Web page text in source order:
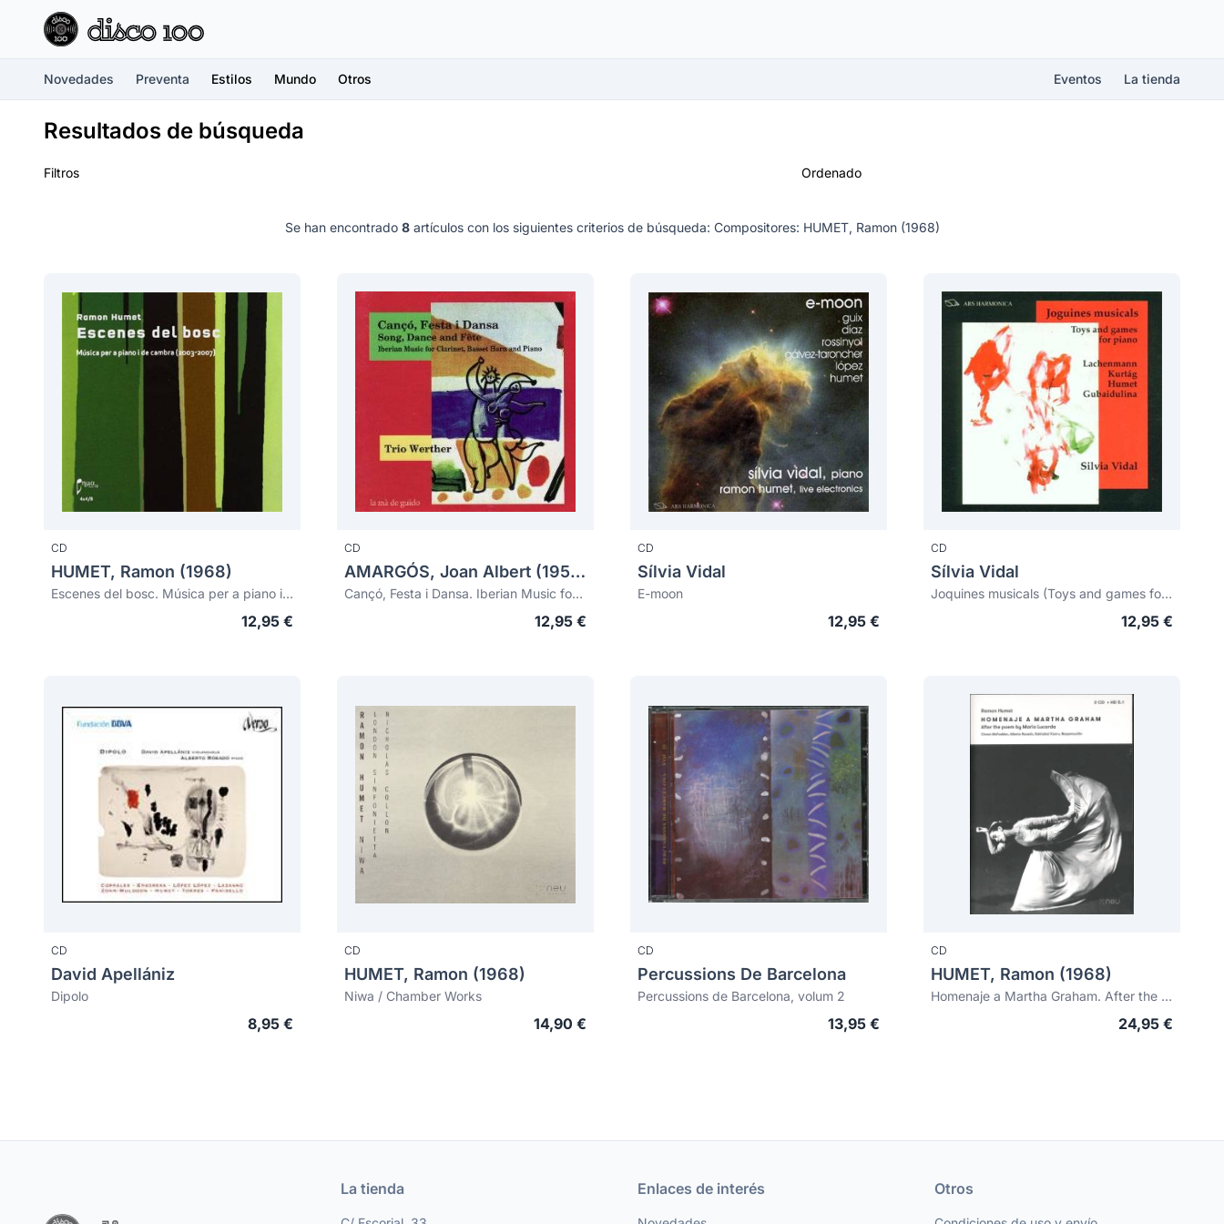
Novedades Preventa Estilos Mundo Otros Eventos La tienda
Resultados de búsqueda
Filtros Ordenado
Se han encontrado 8artículos con los siguientes criterios de búsqueda: Compositores: HUMET, Ramon (1968)
CD
HUMET, Ramon (1968)
Escenes del bosc. Música per a piano i de cambra (2003-2007)
12,95 €
CD
AMARGÓS, Joan Albert (1950)
Cançó, Festa i Dansa. Iberian Music for Clarinet, Basset Horn and Piano
12,95 €
CD
Sílvia Vidal
E-moon
12,95 €
CD
Sílvia Vidal
Joquines musicals (Toys and games for piano)
12,95 €
CD
David Apellániz
Dipolo
8,95 €
CD
HUMET, Ramon (1968)
Niwa / Chamber Works
14,90 €
CD
Percussions De Barcelona
Percussions de Barcelona, volum 2
13,95 €
CD
HUMET, Ramon (1968)
Homenaje a Martha Graham. After the poem by Mario Lucarda
24,95 €
La tienda Enlaces de interés Otros